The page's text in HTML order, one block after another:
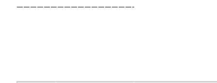
—————————————————-